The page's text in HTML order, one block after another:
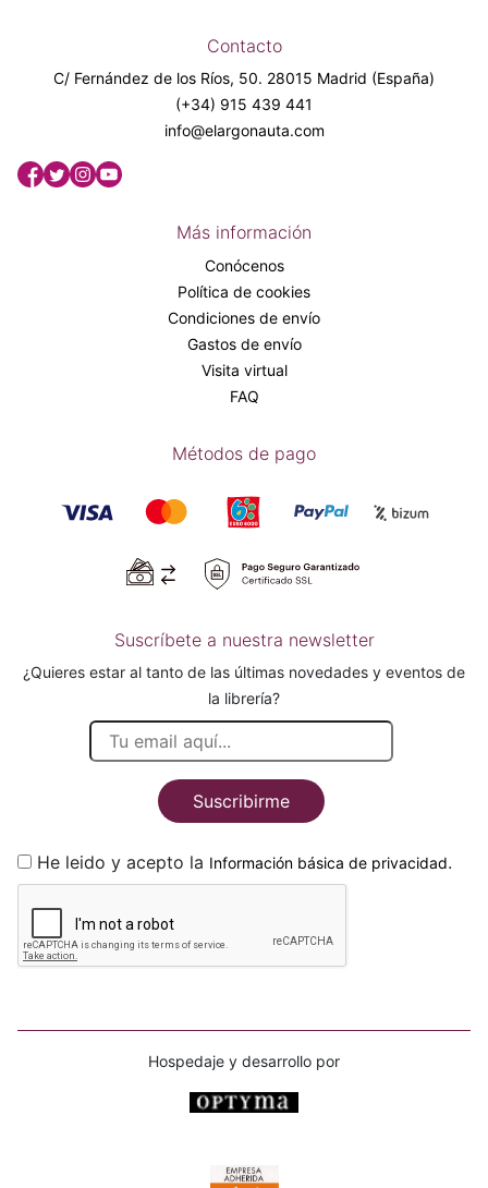
Contacto
C/ Fernández de los Ríos, 50. 28015 Madrid (España)
(+34) 915 439 441
info@elargonauta.com
Más información
Conócenos
Política de cookies
Condiciones de envío
Gastos de envío
Visita virtual
FAQ
Métodos de pago
Suscríbete a nuestra newsletter
¿Quieres estar al tanto de las últimas novedades y eventos de
la librería?
Suscribirme
He leido y acepto la Información básica de privacidad.
Hospedaje y desarrollo por